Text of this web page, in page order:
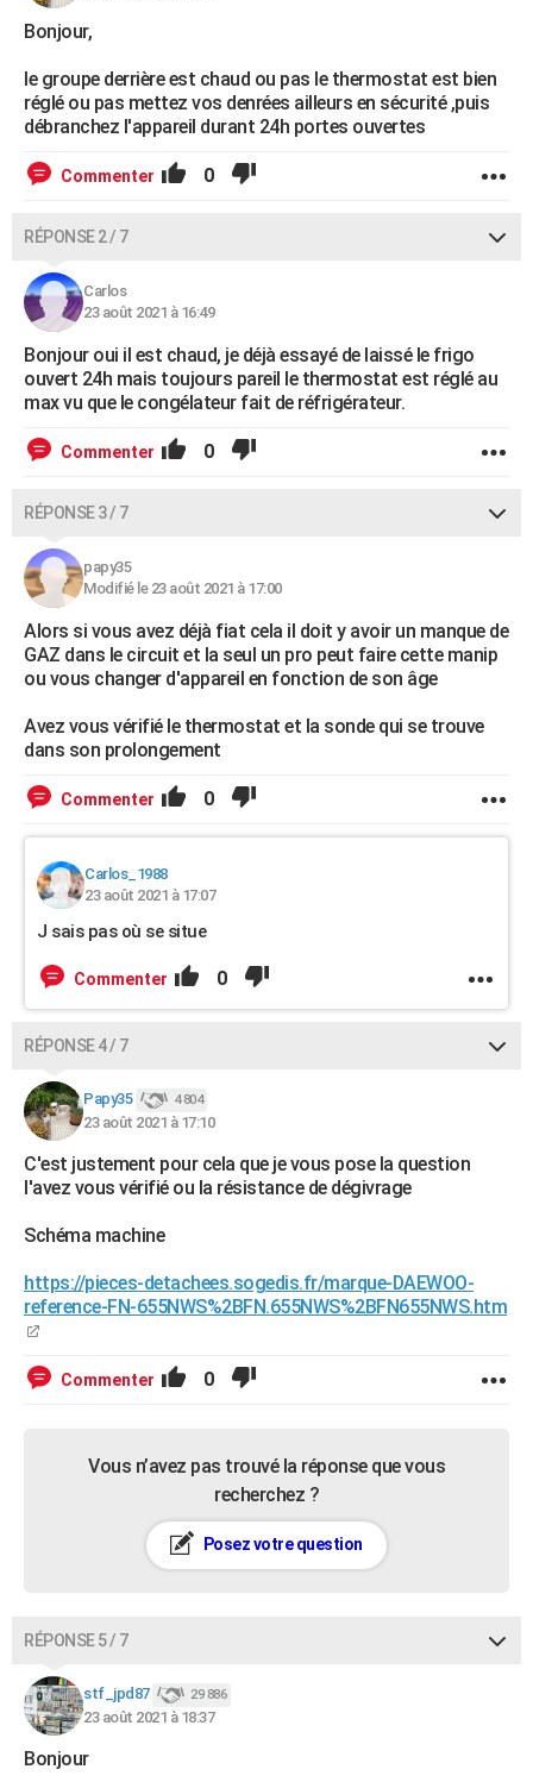
S'inscrire
Se connecter
Lycées
Collèges
Primaires
Universités
Entreprises
Service militaire
Avis de recherche
Bricolage
Lifestyle
Culture
Sport
Auto
Television
Voyage
Cinema
Bonjour,
le groupe derrière est chaud ou pas le thermostat est bien
réglé ou pas mettez vos denrées ailleurs en sécurité ,puis
débranchez l'appareil durant 24h portes ouvertes
Commenter 0
RÉPONSE 2 / 7
Carlos
23 août 2021 à 16:49
Bonjour oui il est chaud, je déjà essayé de laissé le frigo
ouvert 24h mais toujours pareil le thermostat est réglé au
max vu que le congélateur fait de réfrigérateur.
Commenter 0
RÉPONSE 3 / 7
papy35
Modifié le 23 août 2021 à 17:00
Alors si vous avez déjà fiat cela il doit y avoir un manque de
GAZ dans le circuit et la seul un pro peut faire cette manip
ou vous changer d'appareil en fonction de son âge
Avez vous vérifié le thermostat et la sonde qui se trouve
dans son prolongement
Commenter 0
Carlos_1988
23 août 2021 à 17:07
J sais pas où se situe
Commenter 0
RÉPONSE 4 / 7
Papy35 4 804
23 août 2021 à 17:10
C'est justement pour cela que je vous pose la question
l'avez vous vérifié ou la résistance de dégivrage
Schéma machine
https://pieces-detachees.sogedis.fr/marque-DAEWOO-
reference-FN-655NWS%2BFN.655NWS%2BFN655NWS.htm
Commenter 0
Vous n’avez pas trouvé la réponse que vous
recherchez ?
Posez votre question
RÉPONSE 5 / 7
stf_jpd87 29 886
23 août 2021 à 18:37
Bonjour